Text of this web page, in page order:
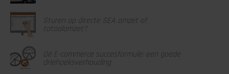
Sturen op directe SEA omzet of
totaalomzet?
Dé E-commerce succesformule: een goede
driehoeksverhouding